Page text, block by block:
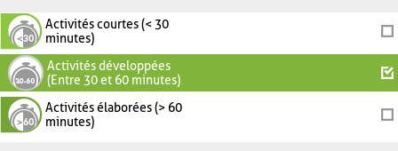
Activités courtes (< 30
minutes)
Activités développées
(Entre 30 et 60 minutes)
Activités élaborées (> 60
minutes)